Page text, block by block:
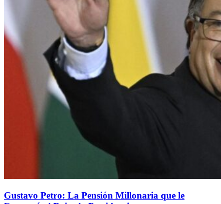
Gustavo Petro: La Pensión Millonaria que le